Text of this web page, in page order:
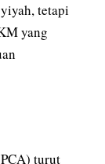
tetapi
yang
turut